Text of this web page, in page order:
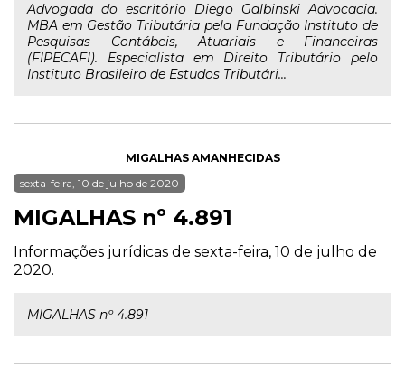
Advogada do escritório Diego Galbinski Advocacia.
MBA em Gestão Tributária pela Fundação Instituto de
Pesquisas Contábeis, Atuariais e Financeiras
(FIPECAFI). Especialista em Direito Tributário pelo
Instituto Brasileiro de Estudos Tributári...
MIGALHAS AMANHECIDAS
sexta-feira, 10 de julho de 2020
MIGALHAS nº 4.891
Informações jurídicas de sexta-feira, 10 de julho de
2020.
MIGALHAS nº 4.891